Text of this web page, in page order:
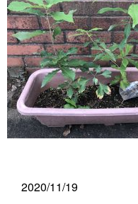
2020/11/19